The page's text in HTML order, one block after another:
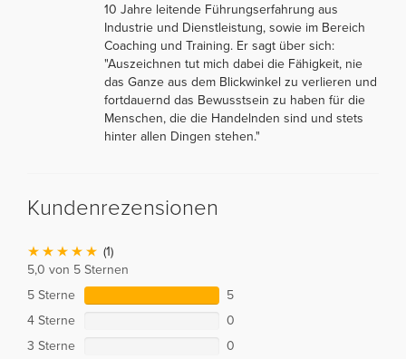
10 Jahre leitende Führungserfahrung aus
Industrie und Dienstleistung, sowie im Bereich
Coaching und Training. Er sagt über sich:
"Auszeichnen tut mich dabei die Fähigkeit, nie
das Ganze aus dem Blickwinkel zu verlieren und
fortdauernd das Bewusstsein zu haben für die
Menschen, die die Handelnden sind und stets
hinter allen Dingen stehen."
Kundenrezensionen
(1)
5,0 von 5 Sternen
5 Sterne
5
4 Sterne
0
3 Sterne
0